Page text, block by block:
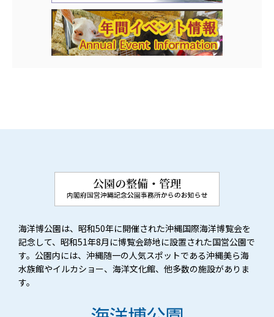
海洋博公園は、昭和50年に開催された沖縄国際海洋博覧会を
記念して、昭和51年8月に博覧会跡地に設置された国営公園で
す。公園内には、沖縄随一の人気スポットである沖縄美ら海
水族館やイルカショー、海洋文化館、他多数の施設がありま
す。